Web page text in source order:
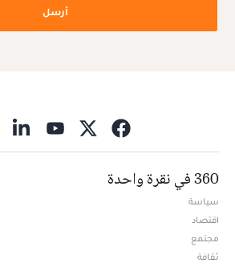
أرسل
360 في نقرة واحدة
سياسة
اقتصاد
مجتمع
ثقافة